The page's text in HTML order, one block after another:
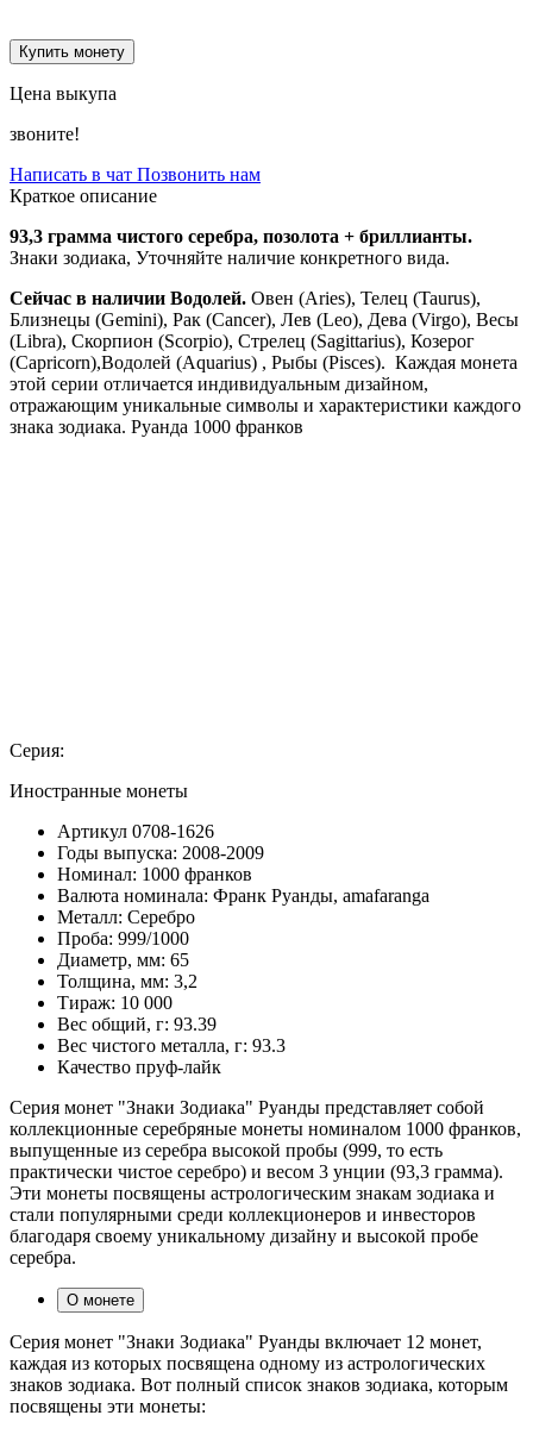
Купить монету
Цена выкупа
звоните!
Написать в чат Позвонить нам
Краткое описание
93,3 грамма чистого серебра, позолота + бриллианты.
Знаки зодиака, Уточняйте наличие конкретного вида.
Сейчас в наличии Водолей. Овен (Aries), Телец (Taurus),
Близнецы (Gemini), Рак (Cancer), Лев (Leo), Дева (Virgo), Весы
(Libra), Скорпион (Scorpio), Стрелец (Sagittarius), Козерог
(Capricorn),Водолей (Aquarius) , Рыбы (Pisces). Каждая монета
этой серии отличается индивидуальным дизайном,
отражающим уникальные символы и характеристики каждого
знака зодиака. Руанда 1000 франков
Серия:
Иностранные монеты
Артикул 0708-1626
Годы выпуска: 2008-2009
Номинал: 1000 франков
Валюта номинала: Франк Руанды, amafaranga
Металл: Серебро
Проба: 999/1000
Диаметр, мм: 65
Толщина, мм: 3,2
Тираж: 10 000
Вес общий, г: 93.39
Вес чистого металла, г: 93.3
Качество пруф-лайк
Серия монет "Знаки Зодиака" Руанды представляет собой
коллекционные серебряные монеты номиналом 1000 франков,
выпущенные из серебра высокой пробы (999, то есть
практически чистое серебро) и весом 3 унции (93,3 грамма).
Эти монеты посвящены астрологическим знакам зодиака и
стали популярными среди коллекционеров и инвесторов
благодаря своему уникальному дизайну и высокой пробе
серебра.
О монете
Серия монет "Знаки Зодиака" Руанды включает 12 монет,
каждая из которых посвящена одному из астрологических
знаков зодиака. Вот полный список знаков зодиака, которым
посвящены эти монеты: